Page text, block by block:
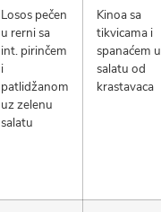
Losos pečen
u rerni sa
int. pirinčem
i
patlidžanom
uz zelenu
salatu
Kinoa sa
tikvicama i
spanaćem
salatu od
krastavaca